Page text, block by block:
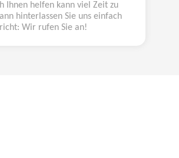
Ihnen helfen kann viel Zeit zu
hinterlassen Sie uns einfach
Wir rufen Sie an!